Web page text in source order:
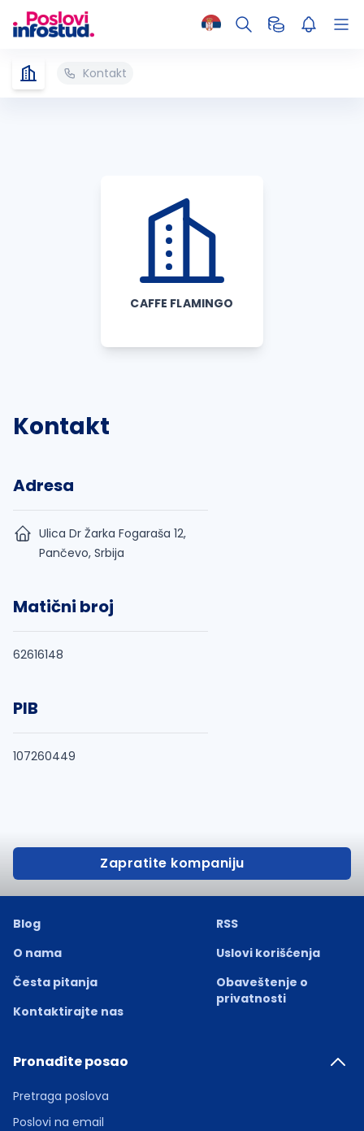
Kontakt
CAFFE FLAMINGO
Kontakt
Adresa
Ulica Dr Žarka Fogaraša 12,
Pančevo, Srbija
Matični broj
62616148
PIB
107260449
Zapratite kompaniju
Blog
O nama
Česta pitanja
Kontaktirajte nas
RSS
Uslovi korišćenja
Obaveštenje o
privatnosti
Pronađite posao
Pretraga poslova
Poslovi na email